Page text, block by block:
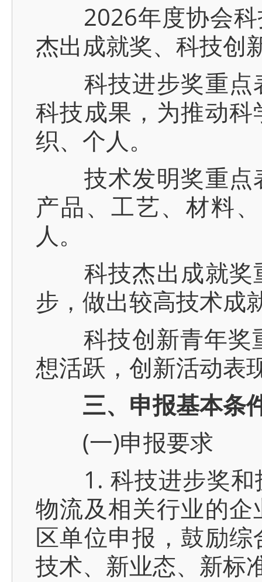
2026年度协会科
杰出成就奖、科技创
科技进步奖重点
科技成果，为推动
织、个人。
技术发明奖重点
产品、工艺、材料
人。
科技杰出成就奖
步，做出较高技术成
科技创新青年奖
想活跃，创新活动表
三、申报基本条
(一)申报要求
1. 科技进步奖和
物流及相关行业的
区单位申报，鼓励
技术、新业态、新标